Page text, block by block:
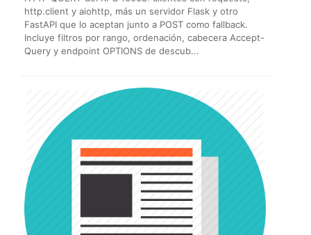
http.client y aiohttp, más un servidor Flask y otro
FastAPI que lo aceptan junto a POST como fallback.
Incluye filtros por rango, ordenación, cabecera Accept-
Query y endpoint OPTIONS de descub...